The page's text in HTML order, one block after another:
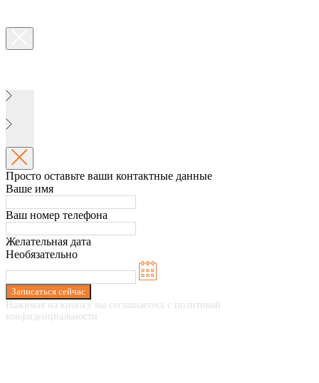
Просто оставьте ваши контактные данные
Ваше имя
Ваш номер телефона
Желательная дата
Необязательно
Записаться сейчас
Нажимая на кнопку вы соглашаетесь с политикой
конфиденциальности